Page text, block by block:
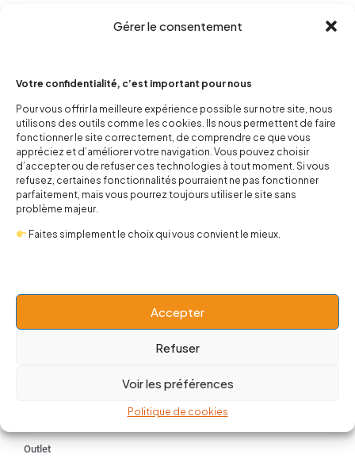
Gérer le consentement
Votre confidentialité, c’est important pour nous
Pour vous offrir la meilleure expérience possible sur notre site, nous
utilisons des outils comme les cookies. Ils nous permettent de faire
fonctionner le site correctement, de comprendre ce que vous
appréciez et d’améliorer votre navigation. Vous pouvez choisir
d’accepter ou de refuser ces technologies à tout moment. Si vous
refusez, certaines fonctionnalités pourraient ne pas fonctionner
parfaitement, mais vous pourrez toujours utiliser le site sans
problème majeur.
Faites simplement le choix qui vous convient le mieux.
Accepter
Refuser
Voir les préférences
Politique de cookies
contact@popnbaby.com
+33 01 64 62 14 89
Follow us
Outlet